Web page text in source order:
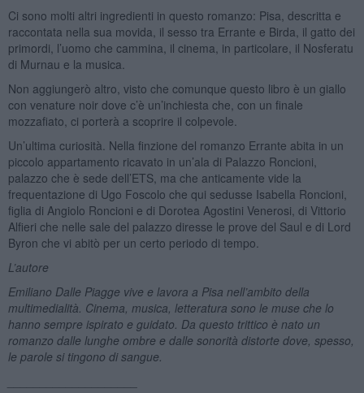
Ci sono molti altri ingredienti in questo romanzo: Pisa, descritta e
raccontata nella sua movida, il sesso tra Errante e Birda, il gatto dei
primordi, l’uomo che cammina, il cinema, in particolare, il Nosferatu
di Murnau e la musica.
Non aggiungerò altro, visto che comunque questo libro è un giallo
con venature noir dove c’è un’inchiesta che, con un finale
mozzafiato, ci porterà a scoprire il colpevole.
Un’ultima curiosità. Nella finzione del romanzo Errante abita in un
piccolo appartamento ricavato in un’ala di Palazzo Roncioni,
palazzo che è sede dell’ETS, ma che anticamente vide la
frequentazione di Ugo Foscolo che qui sedusse Isabella Roncioni,
figlia di Angiolo Roncioni e di Dorotea Agostini Venerosi, di Vittorio
Alfieri che nelle sale del palazzo diresse le prove del Saul e di Lord
Byron che vi abitò per un certo periodo di tempo.
L’autore
Emiliano Dalle Piagge vive e lavora a Pisa nell’ambito della
multimedialità. Cinema, musica, letteratura sono le muse che lo
hanno sempre ispirato e guidato. Da questo trittico è nato un
romanzo dalle lunghe ombre e dalle sonorità distorte dove, spesso,
le parole si tingono di sangue.